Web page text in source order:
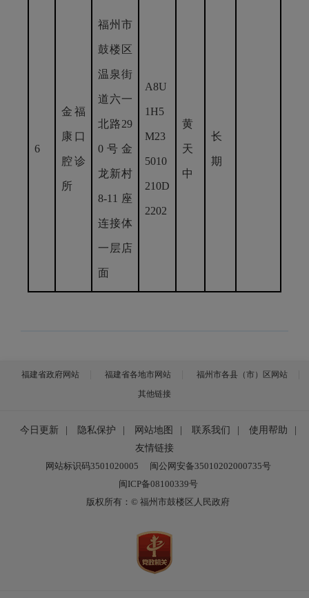
6
金福
康口
腔诊
所
福州市
鼓楼区
温泉街
道六一
北路29
0号金
龙新村
8-11座
连接体
一层店
面
A8U
1H5
M23
5010
210D
2202
黄
天
中
长
期
福建省政府网站 福建省各地市网站
福州市各县（市）区网站
其他链接
今日更新 隐私保护 网站地图 联系我们 使用帮助
友情链接
网站标识码3501020005
闽公网安备35010202000735号
闽ICP备08100339号
版权所有：© 福州市鼓楼区人民政府